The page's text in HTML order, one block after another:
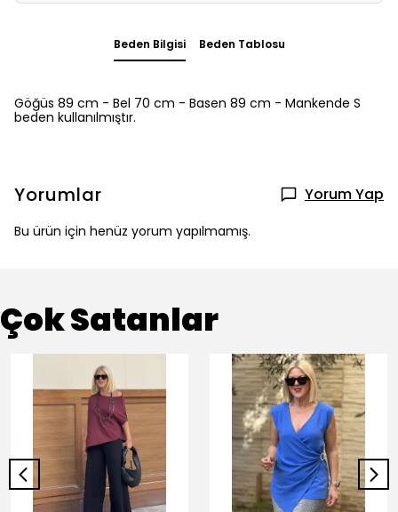
Beden Bilgisi Beden Tablosu
Göğüs 89 cm - Bel 70 cm - Basen 89 cm - Mankende S
beden kullanılmıştır.
Yorumlar Yorum Yap
Bu ürün için henüz yorum yapılmamış.
Çok Satanlar